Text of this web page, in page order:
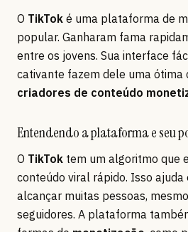
O TikTok é uma plataforma de
popular. Ganharam fama
entre os jovens. Sua interface
cativante fazem dele uma ótima
criadores de conteúdo
Entendendo a plataforma e seu
O TikTok tem um algoritmo que
conteúdo viral rápido. Isso ajuda
alcançar muitas pessoas,
seguidores. A plataforma